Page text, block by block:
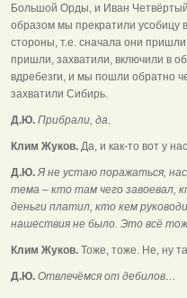
Большой Орды, и Иван
образом мы прекратили усобицу
стороны, т.е. сначала они
пришли, захватили, включили в
вдребезги, и мы пошли обратно
захватили Сибирь.
Д.Ю. Прибрали, да.
Клим Жуков. Да, и как-то вот у
Д.Ю.Я не устаю поражаться,
тема – кто там чего завоевал,
деньги платил, кто кем
нашествия не было. Это всё
Клим Жуков. Тоже, тоже. Не, ну
Д.Ю. Отвлечёмся от дебилов…